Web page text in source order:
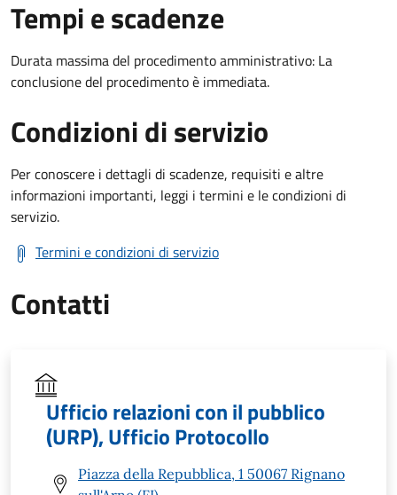
Tempi e scadenze
Durata massima del procedimento amministrativo: La
conclusione del procedimento è immediata.
Condizioni di servizio
Per conoscere i dettagli di scadenze, requisiti e altre
informazioni importanti, leggi i termini e le condizioni di
servizio.
Termini e condizioni di servizio
Contatti
Ufficio relazioni con il pubblico
(URP), Ufficio Protocollo
Piazza della Repubblica, 1 50067 Rignano